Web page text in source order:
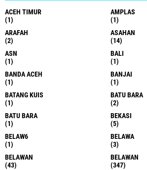
ACEH TIMUR
(1)
AMPLAS
(1)
ARAFAH
(2)
ASAHAN
(14)
ASN
(1)
BALI
(1)
BANDA ACEH
(1)
BANJAI
(1)
BATANG KUIS
(1)
BATU BARA
(2)
BATU BARA
(1)
BEKASI
(5)
BELAW6
(1)
BELAWA
(3)
BELAWAN
(43)
BELAWAN
(347)